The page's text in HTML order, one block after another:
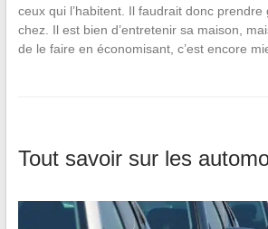
ceux qui l’habitent. Il faudrait donc prendre
chez. Il est bien d’entretenir sa maison,
de le faire en économisant, c’est encore
Tout savoir sur les